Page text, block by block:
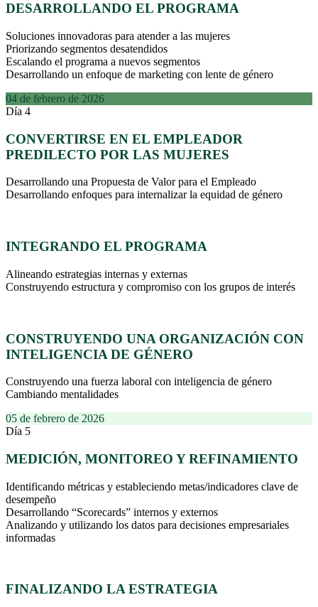
DESARROLLANDO EL PROGRAMA
Soluciones innovadoras para atender a las mujeres
Priorizando segmentos desatendidos
Escalando el programa a nuevos segmentos
Desarrollando un enfoque de marketing con lente de género
04 de febrero de 2026
Día 4
CONVERTIRSE EN EL EMPLEADOR
PREDILECTO POR LAS MUJERES
Desarrollando una Propuesta de Valor para el Empleado
Desarrollando enfoques para internalizar la equidad de género
INTEGRANDO EL PROGRAMA
Alineando estrategias internas y externas
Construyendo estructura y compromiso con los grupos de interés
CONSTRUYENDO UNA ORGANIZACIÓN CON
INTELIGENCIA DE GÉNERO
Construyendo una fuerza laboral con inteligencia de género
Cambiando mentalidades
05 de febrero de 2026
Día 5
MEDICIÓN, MONITOREO Y REFINAMIENTO
Identificando métricas y estableciendo metas/indicadores clave de
desempeño
Desarrollando “Scorecards” internos y externos
Analizando y utilizando los datos para decisiones empresariales
informadas
FINALIZANDO LA ESTRATEGIA